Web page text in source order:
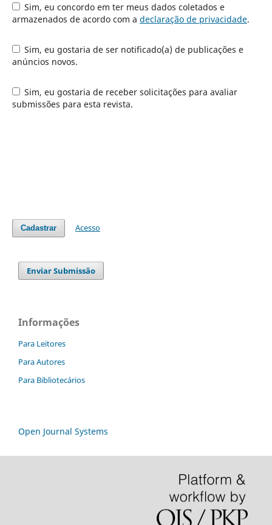
Sim, eu concordo em ter meus dados coletados e
armazenados de acordo com a declaração de privacidade.
Sim, eu gostaria de ser notificado(a) de publicações e
anúncios novos.
Sim, eu gostaria de receber solicitações para avaliar
submissões para esta revista.
Cadastrar Acesso
Enviar Submissão
Informações
Para Leitores
Para Autores
Para Bibliotecários
Open Journal Systems